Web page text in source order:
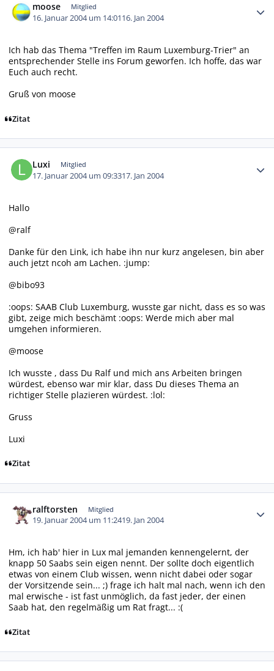
moose Mitglied
16. Januar 2004 um 14:0116. Jan 2004
Ich hab das Thema "Treffen im Raum Luxemburg-Trier" an
entsprechender Stelle ins Forum geworfen. Ich hoffe, das war
Euch auch recht.
Gruß von moose
Zitat
Luxi Mitglied
17. Januar 2004 um 09:3317. Jan 2004
Hallo
@ralf
Danke für den Link, ich habe ihn nur kurz angelesen, bin aber
auch jetzt ncoh am Lachen. :jump:
@bibo93
:oops: SAAB Club Luxemburg, wusste gar nicht, dass es so was
gibt, zeige mich beschämt :oops: Werde mich aber mal
umgehen informieren.
@moose
Ich wusste , dass Du Ralf und mich ans Arbeiten bringen
würdest, ebenso war mir klar, dass Du dieses Thema an
richtiger Stelle plazieren würdest. :lol:
Gruss
Luxi
Zitat
ralftorsten Mitglied
19. Januar 2004 um 11:2419. Jan 2004
Hm, ich hab' hier in Lux mal jemanden kennengelernt, der
knapp 50 Saabs sein eigen nennt. Der sollte doch eigentlich
etwas von einem Club wissen, wenn nicht dabei oder sogar
der Vorsitzende sein... ;) frage ich halt mal nach, wenn ich den
mal erwische - ist fast unmöglich, da fast jeder, der einen
Saab hat, den regelmäßig um Rat fragt... :(
Zitat